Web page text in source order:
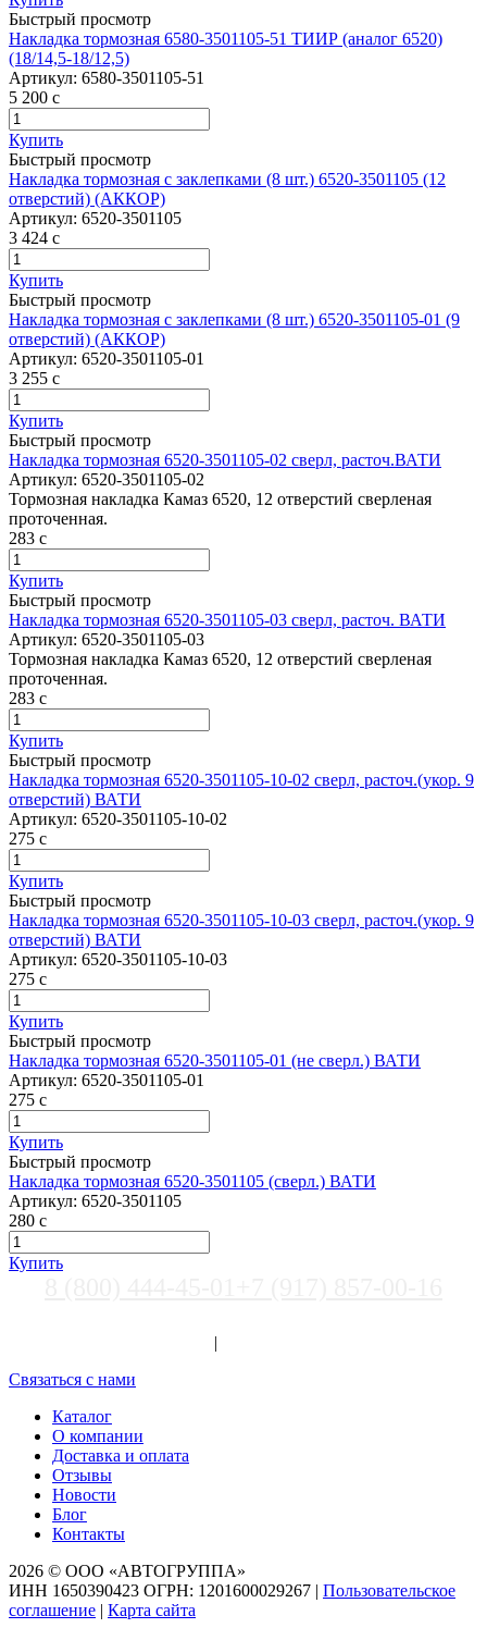
Быстрый просмотр
Накладка тормозная 6580-3501105-51 ТИИР (аналог 6520)
(18/14,5-18/12,5)
Артикул: 6580-3501105-51
5 200 c
Купить
Быстрый просмотр
Накладка тормозная с заклепками (8 шт.) 6520-3501105 (12
отверстий) (АККОР)
Артикул: 6520-3501105
3 424 c
Купить
Быстрый просмотр
Накладка тормозная с заклепками (8 шт.) 6520-3501105-01 (9
отверстий) (АККОР)
Артикул: 6520-3501105-01
3 255 c
Купить
Быстрый просмотр
Накладка тормозная 6520-3501105-02 сверл, расточ.ВАТИ
Артикул: 6520-3501105-02
Тормозная накладка Камаз 6520, 12 отверстий сверленая
проточенная.
283 c
Купить
Быстрый просмотр
Накладка тормозная 6520-3501105-03 сверл, расточ. ВАТИ
Артикул: 6520-3501105-03
Тормозная накладка Камаз 6520, 12 отверстий сверленая
проточенная.
283 c
Купить
Быстрый просмотр
Накладка тормозная 6520-3501105-10-02 сверл, расточ.(укор. 9
отверстий) ВАТИ
Артикул: 6520-3501105-10-02
275 c
Купить
Быстрый просмотр
Накладка тормозная 6520-3501105-10-03 сверл, расточ.(укор. 9
отверстий) ВАТИ
Артикул: 6520-3501105-10-03
275 c
Купить
Быстрый просмотр
Накладка тормозная 6520-3501105-01 (не сверл.) ВАТИ
Артикул: 6520-3501105-01
275 c
Купить
Быстрый просмотр
Накладка тормозная 6520-3501105 (сверл.) ВАТИ
Артикул: 6520-3501105
280 c
Купить
|
Связаться с нами
Каталог
О компании
Доставка и оплата
Отзывы
Новости
Блог
Контакты
2026 © ООО «АВТОГРУППА»
ИНН 1650390423 ОГРН: 1201600029267 | Пользовательское
соглашение | Карта сайта